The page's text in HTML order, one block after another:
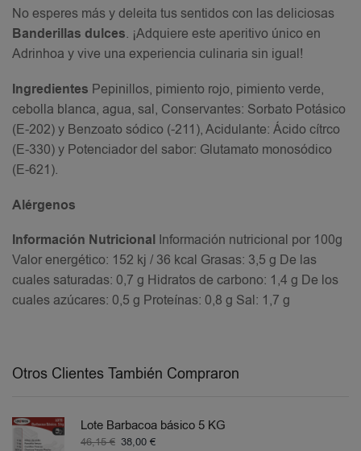
No esperes más y deleita tus sentidos con las deliciosas
Banderillas dulces. ¡Adquiere este aperitivo único en
Adrinhoa y vive una experiencia culinaria sin igual!
Ingredientes Pepinillos, pimiento rojo, pimiento verde,
cebolla blanca, agua, sal, Conservantes: Sorbato Potásico
(E-202) y Benzoato sódico (-211), Acidulante: Ácido cítrco
(E-330) y Potenciador del sabor: Glutamato monosódico
(E-621).
Alérgenos
Información Nutricional Información nutricional por 100g
Valor energético: 152 kj / 36 kcal Grasas: 3,5 g De las
cuales saturadas: 0,7 g Hidratos de carbono: 1,4 g De los
cuales azúcares: 0,5 g Proteínas: 0,8 g Sal: 1,7 g
Otros Clientes También Compraron
Lote Barbacoa básico 5 KG
46,15€ 38,00 €